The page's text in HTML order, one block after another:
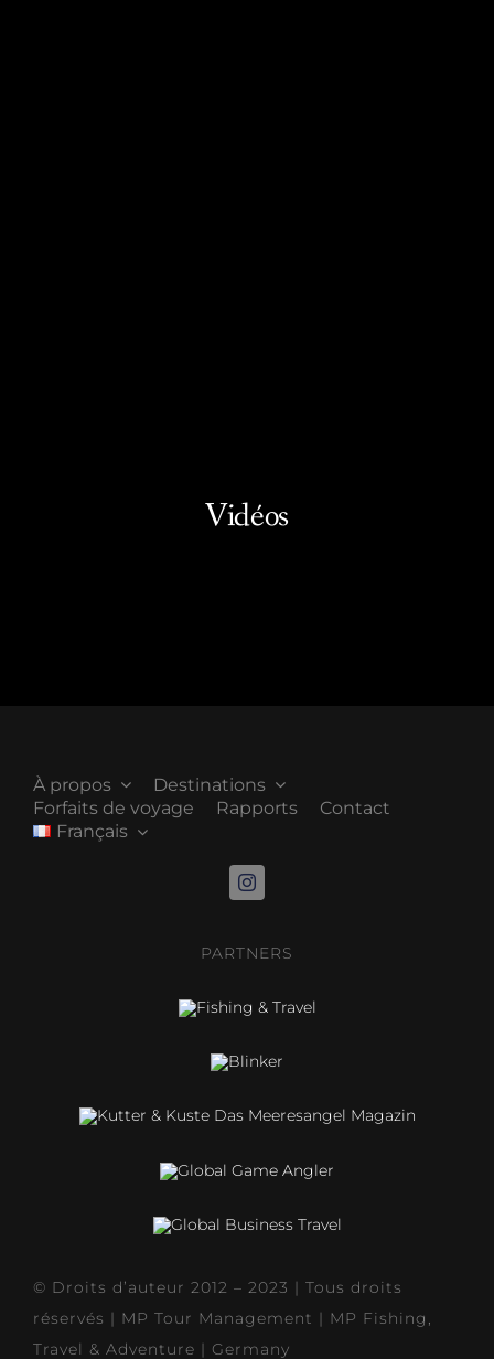
Vidéos
À propos
Destinations
Forfaits de voyage
Rapports
Contact
Français
PARTNERS
© Droits d’auteur 2012 – 2023 | Tous droits
réservés | MP Tour Management | MP Fishing,
Travel & Adventure | Germany